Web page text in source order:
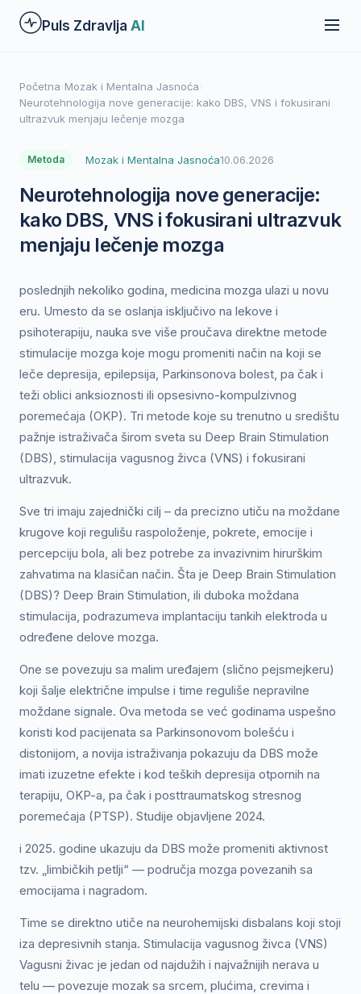
Preskoči
Puls Zdravlja AI
Početna Mozak i Mentalna Jasnoća
Neurotehnologija nove generacije: kako DBS, VNS i fokusirani
ultrazvuk menjaju lečenje mozga
Metoda Mozak i Mentalna Jasnoća10.06.2026
Neurotehnologija nove generacije:
kako DBS, VNS i fokusirani ultrazvuk
menjaju lečenje mozga
poslednjih nekoliko godina, medicina mozga ulazi u novu
eru. Umesto da se oslanja isključivo na lekove i
psihoterapiju, nauka sve više proučava direktne metode
stimulacije mozga koje mogu promeniti način na koji se
leče depresija, epilepsija, Parkinsonova bolest, pa čak i
teži oblici anksioznosti ili opsesivno-kompulzivnog
poremećaja (OKP). Tri metode koje su trenutno u središtu
pažnje istraživača širom sveta su Deep Brain Stimulation
(DBS), stimulacija vagusnog živca (VNS) i fokusirani
ultrazvuk.
Sve tri imaju zajednički cilj – da precizno utiču na moždane
krugove koji regulišu raspoloženje, pokrete, emocije i
percepciju bola, ali bez potrebe za invazivnim hirurškim
zahvatima na klasičan način. Šta je Deep Brain Stimulation
(DBS)? Deep Brain Stimulation, ili duboka moždana
stimulacija, podrazumeva implantaciju tankih elektroda u
određene delove mozga.
One se povezuju sa malim uređajem (slično pejsmejkeru)
koji šalje električne impulse i time reguliše nepravilne
moždane signale. Ova metoda se već godinama uspešno
koristi kod pacijenata sa Parkinsonovom bolešću i
distonijom, a novija istraživanja pokazuju da DBS može
imati izuzetne efekte i kod teških depresija otpornih na
terapiju, OKP-a, pa čak i posttraumatskog stresnog
poremećaja (PTSP). Studije objavljene 2024.
i 2025. godine ukazuju da DBS može promeniti aktivnost
tzv. „limbičkih petlji“ — područja mozga povezanih sa
emocijama i nagradom.
Time se direktno utiče na neurohemijski disbalans koji stoji
iza depresivnih stanja. Stimulacija vagusnog živca (VNS)
Vagusni živac je jedan od najdužih i najvažnijih nerava u
telu — povezuje mozak sa srcem, plućima, crevima i